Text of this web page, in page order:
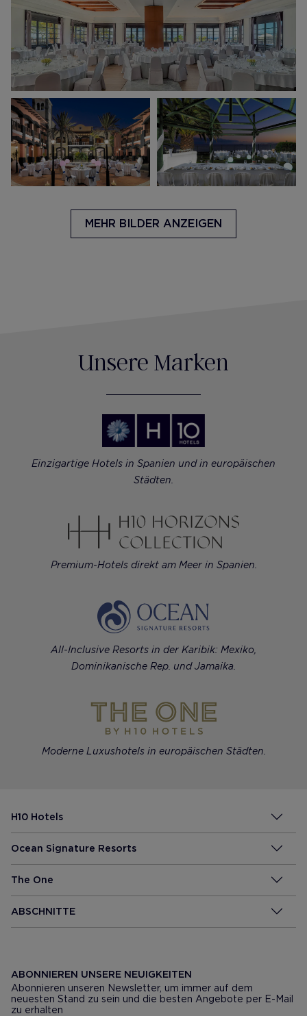
MEHR BILDER ANZEIGEN
Unsere Marken
Einzigartige Hotels in Spanien und in europäischen
Städten.
Premium-Hotels direkt am Meer in Spanien.
All-Inclusive Resorts in der Karibik: Mexiko,
Dominikanische Rep. und Jamaika.
Moderne Luxushotels in europäischen Städten.
H10 Hotels
Ocean Signature Resorts
The One
ABSCHNITTE
ABONNIEREN UNSERE NEUIGKEITEN
Abonnieren unseren Newsletter, um immer auf dem
neuesten Stand zu sein und die besten Angebote per E-Mail
zu erhalten